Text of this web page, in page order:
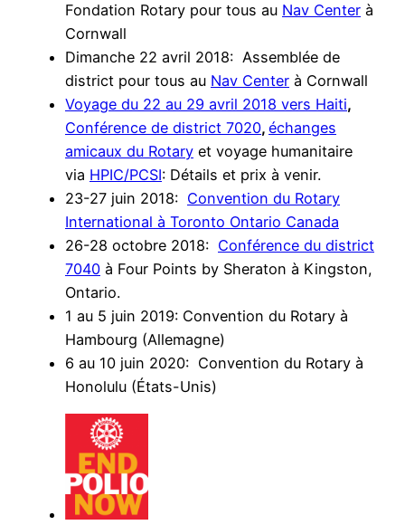
Fondation Rotary pour tous au Nav Center à
Cornwall
Dimanche 22 avril 2018: Assemblée de
district pour tous au Nav Center à Cornwall
Voyage du 22 au 29 avril 2018 vers Haiti,
Conférence de district 7020, échanges
amicaux du Rotary et voyage humanitaire
via HPIC/PCSI: Détails et prix à venir.
23-27 juin 2018: Convention du Rotary
International à Toronto Ontario Canada
26-28 octobre 2018: Conférence du district
7040 à Four Points by Sheraton à Kingston,
Ontario.
1 au 5 juin 2019: Convention du Rotary à
Hambourg (Allemagne)
6 au 10 juin 2020: Convention du Rotary à
Honolulu (États-Unis)